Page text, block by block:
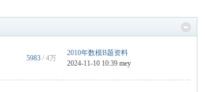
5983 /4万
2010年数模B题资料
2024-11-10 10:39mey